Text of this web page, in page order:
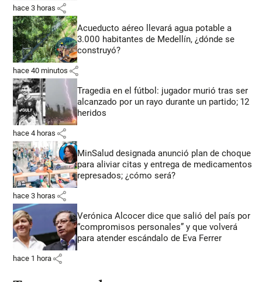
hace 3 horas share
Acueducto aéreo llevará agua potable a
3.000 habitantes de Medellín, ¿dónde se
construyó?
hace 40 minutos share
Tragedia en el fútbol: jugador murió tras ser
alcanzado por un rayo durante un partido; 12
heridos
hace 4 horas share
MinSalud designada anunció plan de choque
para aliviar citas y entrega de medicamentos
represados; ¿cómo será?
hace 3 horas share
Verónica Alcocer dice que salió del país por
“compromisos personales” y que volverá
para atender escándalo de Eva Ferrer
hace 1 hora share